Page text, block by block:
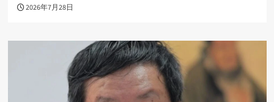
2026年7月28日